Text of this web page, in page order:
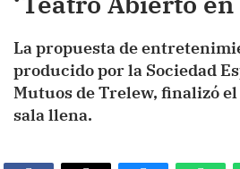
La propuesta de
producido por la Sociedad
Mutuos de Trelew, finalizó el
sala llena.